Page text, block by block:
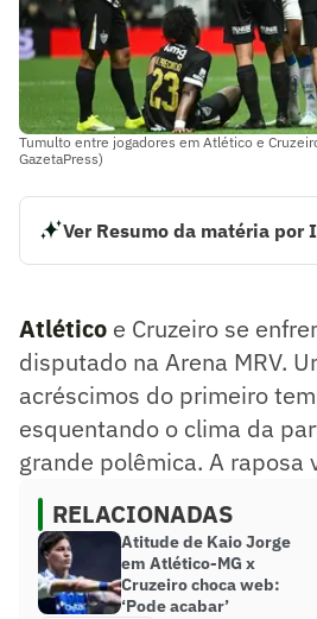
Tumulto entre jogadores em Atlético e
GazetaPress)
Ver Resumo da matéria por
polêmica. A raposa vence por 1 a 0.
Resumo supervisionado pelo
Atlético e Cruzeiro se
disputado na Arena MRV.
acréscimos do primeiro
esquentando o clima da
grande polêmica. A raposa
RELACIONADAS
Atitude de Kaio Jorge
em Atlético-MG x
Cruzeiro choca web:
‘Pode acabar’